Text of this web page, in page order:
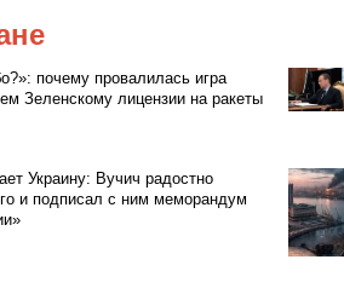
почему провалилась игра
Зеленскому лицензии на ракеты
Украину: Вучич радостно
и подписал с ним меморандум